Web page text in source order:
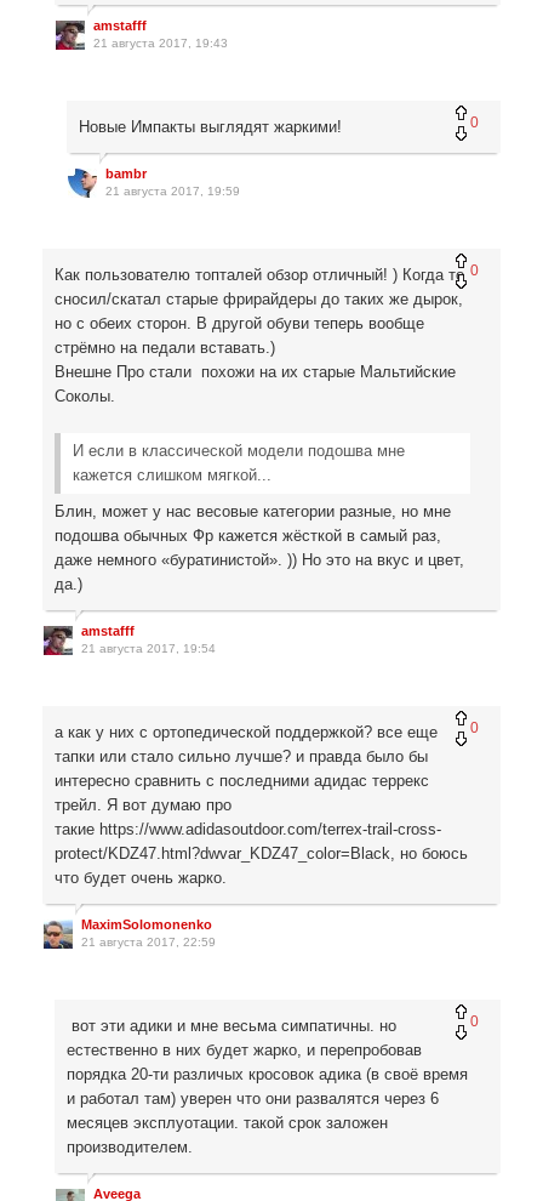
amstafff
21 августа 2017, 19:43
0
Новые Импакты выглядят жаркими!
bambr
21 августа 2017, 19:59
0
Как пользователю топталей обзор отличный! ) Когда то
сносил/скатал старые фрирайдеры до таких же дырок,
но с обеих сторон. В другой обуви теперь вообще
стрёмно на педали вставать.)
Внешне Про стали похожи на их старые Мальтийские
Соколы.
И если в классической модели подошва мне
кажется слишком мягкой...
Блин, может у нас весовые категории разные, но мне
подошва обычных Фр кажется жёсткой в самый раз,
даже немного «буратинистой». )) Но это на вкус и цвет,
да.)
amstafff
21 августа 2017, 19:54
0
а как у них с ортопедической поддержкой? все еще
тапки или стало сильно лучше? и правда было бы
интересно сравнить с последними адидас террекс
трейл. Я вот думаю про
такие https://www.adidasoutdoor.com/terrex-trail-cross-
protect/KDZ47.html?dwvar_KDZ47_color=Black, но боюсь
что будет очень жарко.
MaximSolomonenko
21 августа 2017, 22:59
0
вот эти адики и мне весьма симпатичны. но
естественно в них будет жарко, и перепробовав
порядка 20-ти различых кросовок адика (в своё время
и работал там) уверен что они развалятся через 6
месяцев эксплуотации. такой срок заложен
производителем.
Aveega